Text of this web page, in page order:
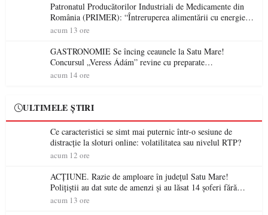
Patronatul Producătorilor Industriali de Medicamente din
România (PRIMER): “Întreruperea alimentării cu energie
electrică a fabricilor de medicamente va pune în pericol
acum 13 ore
GASTRONOMIE Se încing ceaunele la Satu Mare!
Concursul „Veress Ádám” revine cu preparate
spectaculoase, premii și un jurat de renume
acum 14 ore
ULTIMELE ȘTIRI
Ce caracteristici se simt mai puternic într-o sesiune de
distracție la sloturi online: volatilitatea sau nivelul RTP?
acum 12 ore
ACȚIUNE. Razie de amploare în județul Satu Mare!
Polițiștii au dat sute de amenzi și au lăsat 14 șoferi fără
permis într-o singură zi
acum 13 ore